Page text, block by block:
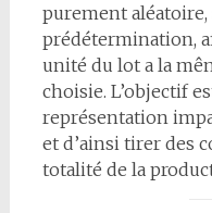
purement aléatoire,
prédétermination,
unité du lot a la
choisie. L’objectif
représentation
et d’ainsi tirer des
totalité de la